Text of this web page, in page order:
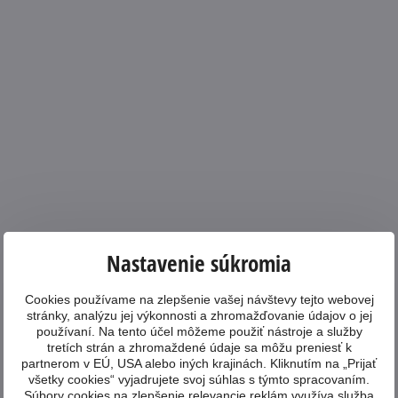
Nastavenie súkromia
Cookies používame na zlepšenie vašej návštevy tejto webovej
stránky, analýzu jej výkonnosti a zhromažďovanie údajov o jej
používaní. Na tento účel môžeme použiť nástroje a služby
tretích strán a zhromaždené údaje sa môžu preniesť k
partnerom v EÚ, USA alebo iných krajinách. Kliknutím na „Prijať
všetky cookies“ vyjadrujete svoj súhlas s týmto spracovaním.
Súbory cookies na zlepšenie relevancie reklám využíva služba